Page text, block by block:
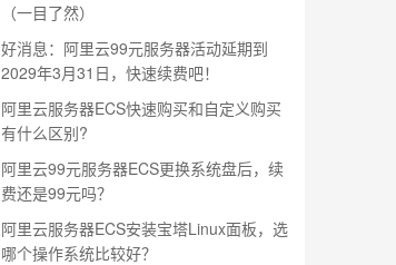
（一目了然）
好消息：阿里云99元服务器活动延期到
2029年3月31日，快速续费吧！
阿里云服务器ECS快速购买和自定义购买
有什么区别?
阿里云99元服务器ECS更换系统盘后，续
费还是99元吗？
阿里云服务器ECS安装宝塔Linux面板，选
哪个操作系统比较好？